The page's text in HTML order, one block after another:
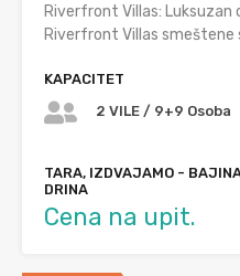
Riverfront Villas: Luksuzan
Riverfront Villas smeštene
KAPACITET
2 VILE / 9+9 Osoba
TARA, IZDVAJAMO -
DRINA
Cena na upit.